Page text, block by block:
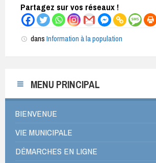
Partagez sur vos réseaux !
dans Information à la population
MENU PRINCIPAL
BIENVENUE
VIE MUNICIPALE
DÉMARCHES EN LIGNE